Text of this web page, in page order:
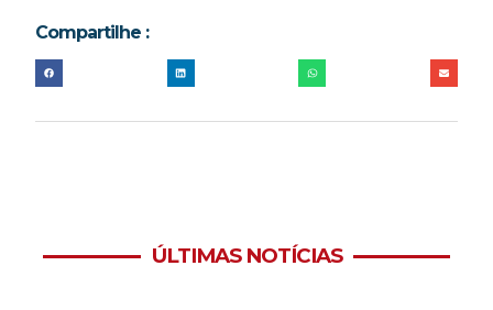
Compartilhe :
ÚLTIMAS NOTÍCIAS